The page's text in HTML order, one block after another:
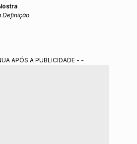
Definição
APÓS A PUBLICIDADE - -